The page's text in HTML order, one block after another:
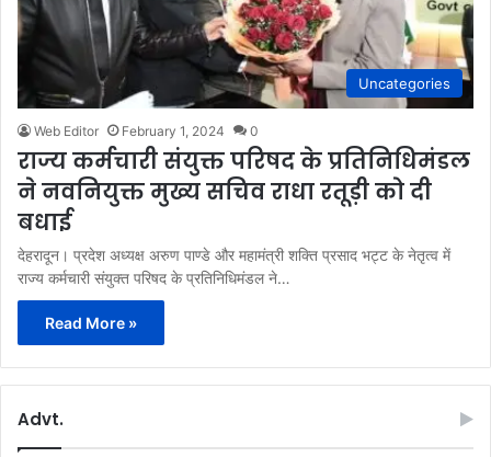
Uncategories
Web Editor February 1, 2024 0
राज्य कर्मचारी संयुक्त परिषद के प्रतिनिधिमंडल
ने नवनियुक्त मुख्य सचिव राधा रतूड़ी को दी
बधाई
देहरादून। प्रदेश अध्यक्ष अरुण पाण्डे और महामंत्री शक्ति प्रसाद भट्ट के नेतृत्व में
राज्य कर्मचारी संयुक्त परिषद के प्रतिनिधिमंडल ने…
Read More »
Advt.